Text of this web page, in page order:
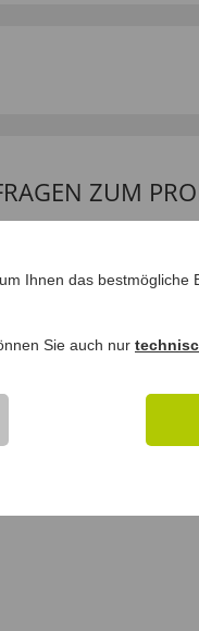
ZUM
Ihnen das bestmögliche
Sie auch nur